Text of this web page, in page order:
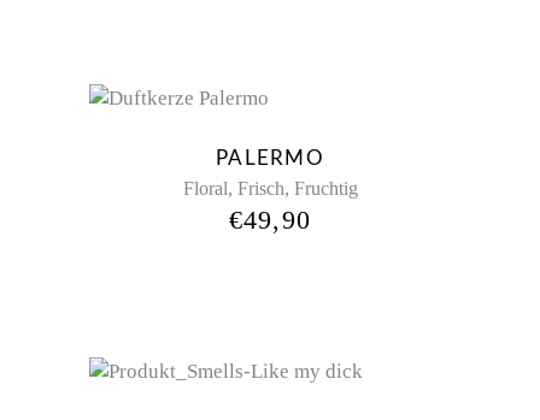
PALERMO
Floral, Frisch, Fruchtig
€49,90